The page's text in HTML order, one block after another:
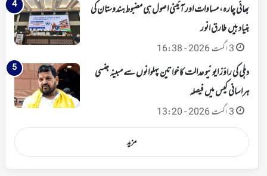
بھائی چارہ، مساوات اور آئینی اصول ہی مضبوط ہندوستان کی
بنیاد ہیں طارق انور
3 اگست 2026 - 16:38
دہلی کی راؤز ایونیو عدالت کا خواتین پہلوانوں سے مبینہ جنسی
ہراسانی کیس میں فیصلہ
3 اگست 2026 - 13:20
مزید